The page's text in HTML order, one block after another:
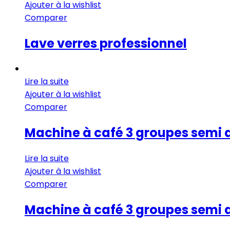
Ajouter à la wishlist
Comparer
Lave verres professionnel
Lire la suite
Ajouter à la wishlist
Comparer
Machine à café 3 groupes
Lire la suite
Ajouter à la wishlist
Comparer
Machine à café 3 groupes